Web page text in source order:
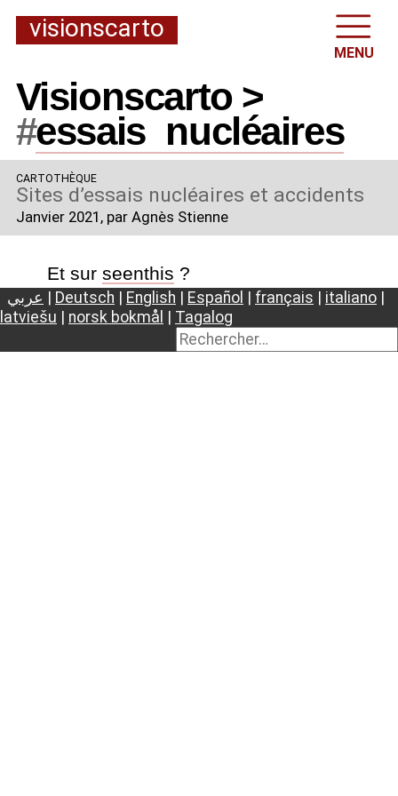
visionscarto
MENU
Visionscarto >
#essais_ nucléaires
CARTOTHÈQUE
Sites d’essais nucléaires et accidents
Janvier 2021 , par Agnès Stienne
Et sur seenthis ?
عربي Deutsch English Español français italiano
latviešu
norsk bokmål Tagalog